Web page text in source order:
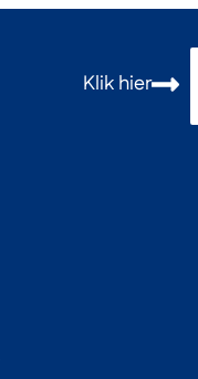
Klik hier